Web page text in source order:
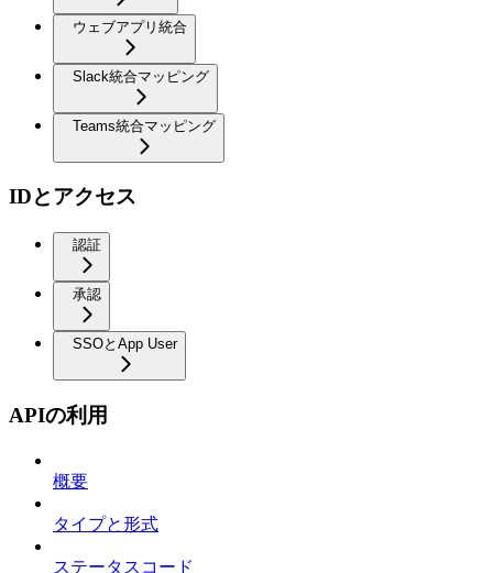
ウェブアプリ統合
Slack統合マッピング
Teams統合マッピング
IDとアクセス
認証
承認
SSOとApp User
APIの利用
概要
タイプと形式
ステータスコード